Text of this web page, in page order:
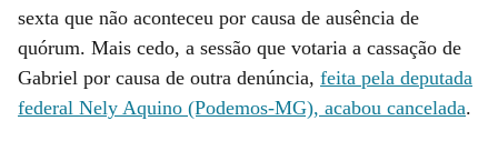
sexta que não aconteceu por causa de ausência de
quórum. Mais cedo, a sessão que votaria a cassação de
Gabriel por causa de outra denúncia, feita pela deputada
federal Nely Aquino (Podemos-MG), acabou cancelada.